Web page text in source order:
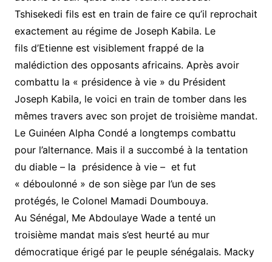
Tshisekedi fils est en train de faire ce qu’il reprochait
exactement au régime de Joseph Kabila. Le
fils d’Etienne est visiblement frappé de la
malédiction des opposants africains. Après avoir
combattu la « présidence à vie » du Président
Joseph Kabila, le voici en train de tomber dans les
mêmes travers avec son projet de troisième mandat.
Le Guinéen Alpha Condé a longtemps combattu
pour l’alternance. Mais il a succombé à la tentation
du diable – la présidence à vie – et fut
« déboulonné » de son siège par l’un de ses
protégés, le Colonel Mamadi Doumbouya.
Au Sénégal, Me Abdoulaye Wade a tenté un
troisième mandat mais s’est heurté au mur
démocratique érigé par le peuple sénégalais. Macky